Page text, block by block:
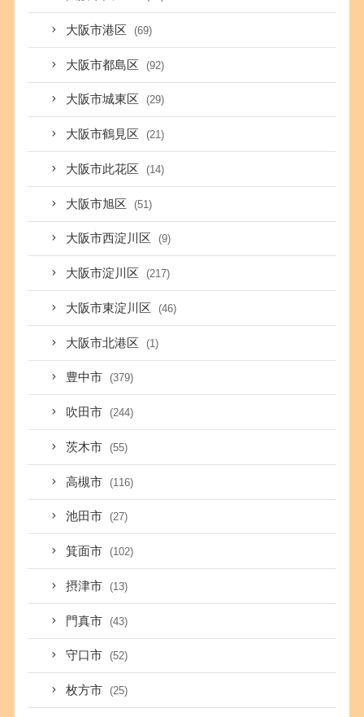
大阪市港区 (69)
大阪市都島区 (92)
大阪市城東区 (29)
大阪市鶴見区 (21)
大阪市此花区 (14)
大阪市旭区 (51)
大阪市西淀川区 (9)
大阪市淀川区 (217)
大阪市東淀川区 (46)
大阪市北港区 (1)
豊中市 (379)
吹田市 (244)
茨木市 (55)
高槻市 (116)
池田市 (27)
箕面市 (102)
摂津市 (13)
門真市 (43)
守口市 (52)
枚方市 (25)